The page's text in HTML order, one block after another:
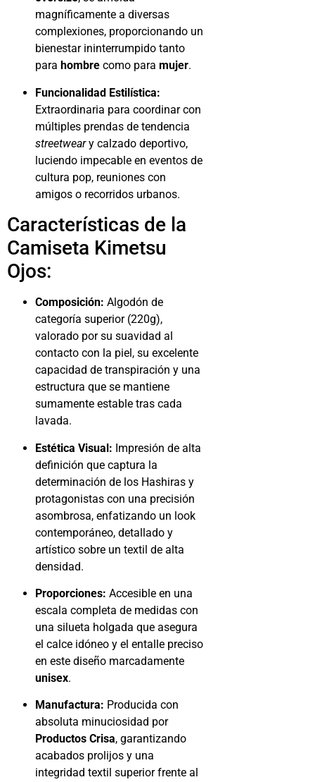
magníficamente a diversas
complexiones, proporcionando un
bienestar ininterrumpido tanto
para hombre como para mujer.
Funcionalidad Estilística:
Extraordinaria para coordinar con
múltiples prendas de tendencia
streetweary calzado deportivo,
luciendo impecable en eventos de
cultura pop, reuniones con
amigos o recorridos urbanos.
Características de la
Camiseta Kimetsu
Ojos:
Composición: Algodón de
categoría superior (220g),
valorado por su suavidad al
contacto con la piel, su excelente
capacidad de transpiración y una
estructura que se mantiene
sumamente estable tras cada
lavada.
Estética Visual: Impresión de alta
definición que captura la
determinación de los Hashiras y
protagonistas con una precisión
asombrosa, enfatizando un look
contemporáneo, detallado y
artístico sobre un textil de alta
densidad.
Proporciones: Accesible en una
escala completa de medidas con
una silueta holgada que asegura
el calce idóneo y el entalle preciso
en este diseño marcadamente
unisex.
Manufactura: Producida con
absoluta minuciosidad por
Productos Crisa, garantizando
acabados prolijos y una
integridad textil superior frente al